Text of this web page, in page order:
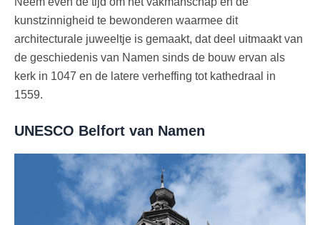
kunstzinnigheid te bewonderen waarmee dit
architecturale juweeltje is gemaakt, dat deel uitmaakt van
de geschiedenis van Namen sinds de bouw ervan als
kerk in 1047 en de latere verheffing tot kathedraal in
1559.
UNESCO Belfort van Namen